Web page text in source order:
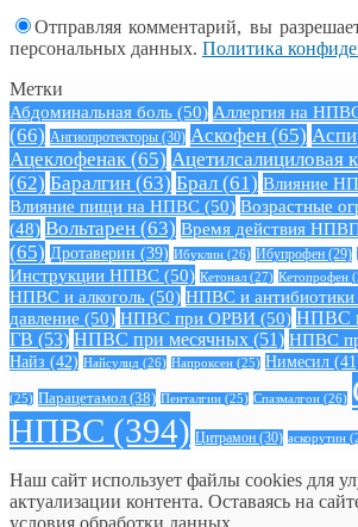
Отправляя комментарий, вы
персональных данных. Политика
Метки
Абдоминальная боль (50) Аллергия на
(66) Ангиопротекторы (30) Аскофен (65)
Ацеклофенак (65) Ацетилсалициловая
(62) Баралгин (63) Брал (61) Влияние
Влияние пищи на НПВС (50) Возрастные
(48) Вольтарен (63) Время действия
(65) Дротаверин (39) Ибуклин (26) Ибупрофен (29)
Инструкции НПВС (50) Кетонал (27) Кетопрофен
НПВС и алкоголь (50) НПВС и антибиотики
давление (50) НПВС при ОРВИ (50) НПВС
ГВ (53) НПВС при месячных (51) НПВС
Найз (42) Найсулид (26) Напроксен (25) Нимесил
(25) Парацетамол (38) Пенталгин (25) Спазмалгон (26)
НПВС (394) Цитрамон (30) аскорутин
Наш сайт использует файлы cookies для
актуализации контента. Оставаясь на
условия обработки данных.